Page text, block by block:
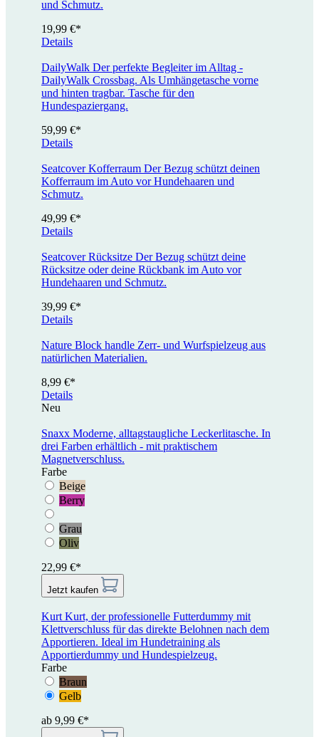
und Schmutz.
19,99 €*
Details
DailyWalk Der perfekte Begleiter im Alltag -
DailyWalk Crossbag. Als Umhängetasche vorne
und hinten tragbar. Tasche für den
Hundespaziergang.
59,99 €*
Details
Seatcover Kofferraum Der Bezug schützt deinen
Kofferraum im Auto vor Hundehaaren und
Schmutz.
49,99 €*
Details
Seatcover Rücksitze Der Bezug schützt deine
Rücksitze oder deine Rückbank im Auto vor
Hundehaaren und Schmutz.
39,99 €*
Details
Nature Block handle Zerr- und Wurfspielzeug aus
natürlichen Materialien.
8,99 €*
Details
Neu
Snaxx Moderne, alltagstaugliche Leckerlitasche. In
drei Farben erhältlich - mit praktischem
Magnetverschluss.
Farbe
Beige
Berry
Grau
Oliv
22,99 €*
Jetzt kaufen
Kurt Kurt, der professionelle Futterdummy mit
Klettverschluss für das direkte Belohnen nach dem
Apportieren. Ideal im Hundetraining als
Apportierdummy und Hundespielzeug.
Farbe
Braun
Gelb
ab 9,99 €*